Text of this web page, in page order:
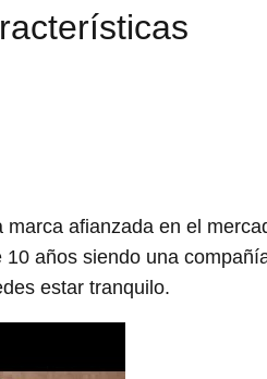
afianzada en el
años siendo una
estar tranquilo.